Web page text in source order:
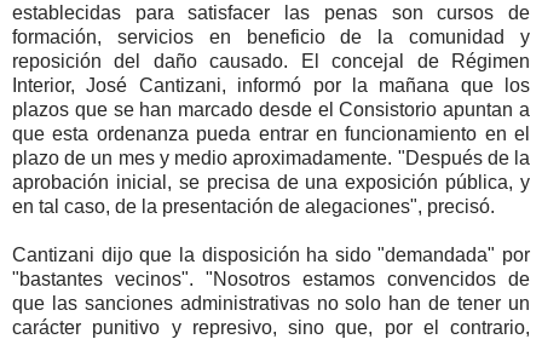
establecidas para satisfacer las penas son cursos de
formación, servicios en beneficio de la comunidad y
reposición del daño causado. El concejal de Régimen
Interior, José Cantizani, informó por la mañana que l os
plazos que se han marcado desde el Consistorio apuntan a
que esta ordenanza pueda entrar en funcionamiento en el
plazo de un mes y medio aproximadamente. "Después de la
aprobación inicial, se precisa de una exposición pública, y
en tal caso, de la presentación de alegaciones", precisó.
Cantizani dijo que la disposición ha sido "demandada" por
"bastantes vecinos". "Nosotros estamos convencidos de
que las sanciones administrativas no solo han de tener un
carácter punitivo y represivo, sino que, por el contrario,